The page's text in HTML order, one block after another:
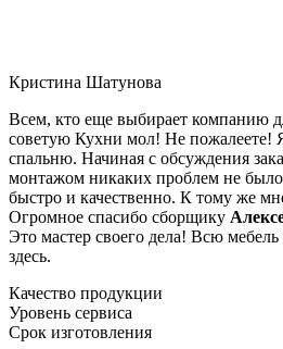
Кристина Шатунова
Всем, кто еще выбирает компанию
советую Кухни мол! Не пожалеете!
спальню. Начиная с обсуждения
монтажом никаких проблем не
быстро и качественно. К тому же
Огромное спасибо сборщику
Это мастер своего дела! Всю мебель
здесь.
Качество продукции
Уровень сервиса
Срок изготовления